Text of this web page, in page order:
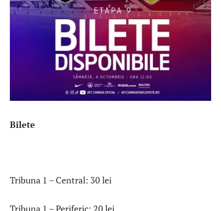
Bilete
Tribuna 1 – Central: 30 lei
Tribuna 1 – Periferic: 20 lei